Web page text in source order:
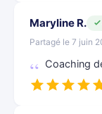
Maryline R.
Partagé le 7 juin
Coaching